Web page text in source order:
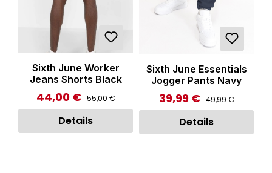
Sixth June Worker
Jeans Shorts Black
Verkaufspreis:
44,00 € Regulärer Preis:
55,00 €
Details
Sixth June Essentials
Jogger Pants Navy
Verkaufspreis:
39,99 € Regulärer Preis:
49,99 €
Details